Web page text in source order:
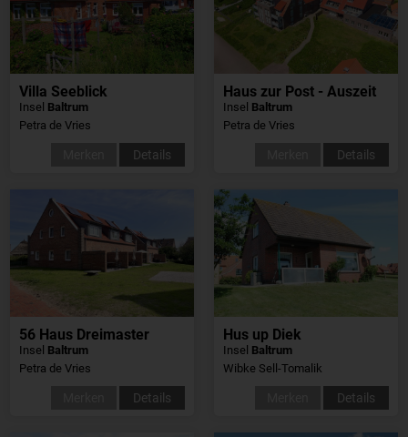
Villa Seeblick
Insel Baltrum
Petra de Vries
Details
Haus zur Post - Auszeit
Insel Baltrum
Petra de Vries
Details
56 Haus Dreimaster
Insel Baltrum
Petra de Vries
Details
Hus up Diek
Insel Baltrum
Wibke Sell-Tomalik
Details